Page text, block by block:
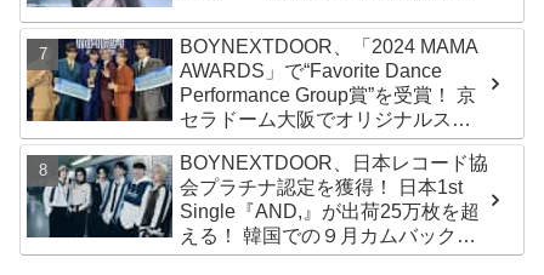
BOYNEXTDOOR、「2024 MAMA
AWARDS」で“Favorite Dance
Performance Group賞”を受賞！ 京
セラドーム大阪でオリジナルステ
ージパフォーマンス披露！ 卒業パ
ーティーをコンセプトにスーツで
魅了【動画あり】
BOYNEXTDOOR、日本レコード協
会プラチナ認定を獲得！ 日本1st
Single『AND,』が出荷25万枚を超
える！ 韓国での９月カムバックも
決定